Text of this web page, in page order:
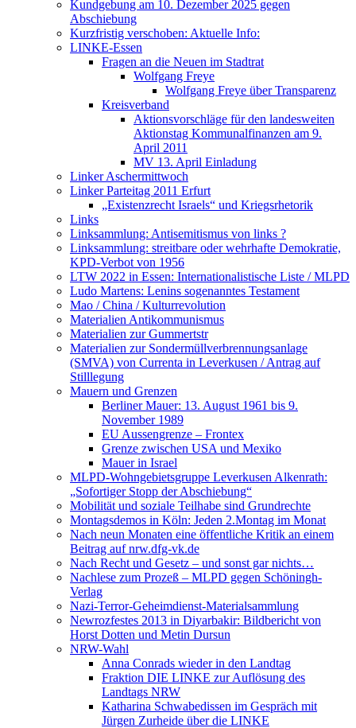
Kundgebung am 10. Dezember 2025 gegen
Abschiebung
Kurzfristig verschoben: Aktuelle Info:
LINKE-Essen
Fragen an die Neuen im Stadtrat
Wolfgang Freye
Wolfgang Freye über Transparenz
Kreisverband
Aktionsvorschläge für den landesweiten
Aktionstag Kommunalfinanzen am 9.
April 2011
MV 13. April Einladung
Linker Aschermittwoch
Linker Parteitag 2011 Erfurt
„Existenzrecht Israels“ und Kriegsrhetorik
Links
Linksammlung: Antisemitismus von links ?
Linksammlung: streitbare oder wehrhafte Demokratie,
KPD-Verbot von 1956
LTW 2022 in Essen: Internationalistische Liste / MLPD
Ludo Martens: Lenins sogenanntes Testament
Mao / China / Kulturrevolution
Materialien Antikommunismus
Materialien zur Gummertstr
Materialien zur Sondermüllverbrennungsanlage
(SMVA) von Currenta in Leverkusen / Antrag auf
Stilllegung
Mauern und Grenzen
Berliner Mauer: 13. August 1961 bis 9.
November 1989
EU Aussengrenze – Frontex
Grenze zwischen USA und Mexiko
Mauer in Israel
MLPD-Wohngebietsgruppe Leverkusen Alkenrath:
„Sofortiger Stopp der Abschiebung“
Mobilität und soziale Teilhabe sind Grundrechte
Montagsdemos in Köln: Jeden 2.Montag im Monat
Nach neun Monaten eine öffentliche Kritik an einem
Beitrag auf nrw.dfg-vk.de
Nach Recht und Gesetz – und sonst gar nichts…
Nachlese zum Prozeß – MLPD gegen Schöningh-
Verlag
Nazi-Terror-Geheimdienst-Materialsammlung
Newrozfestes 2013 in Diyarbakir: Bildbericht von
Horst Dotten und Metin Dursun
NRW-Wahl
Anna Conrads wieder in den Landtag
Fraktion DIE LINKE zur Auflösung des
Landtags NRW
Katharina Schwabedissen im Gespräch mit
Jürgen Zurheide über die LINKE